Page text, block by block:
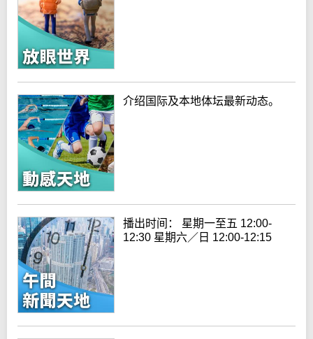
介绍国际及本地体坛最新动态。
播出时间： 星期一至五 12:00-
12:30 星期六／日 12:00-12:15